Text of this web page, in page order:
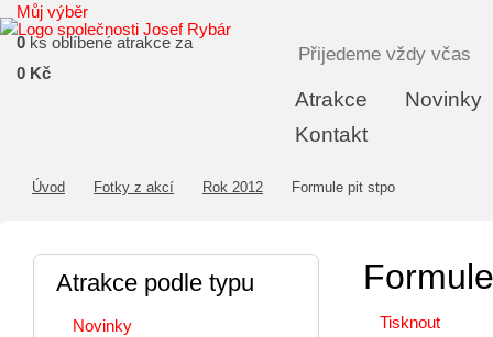
Atrakce
Novinky
Kontakt
Můj výběr
0 ks oblíbené atrakce za
0 Kč
Přijedeme vždy včas
Úvod Fotky z akcí Rok 2012 Formule pit stpo
Tisknout
Atrakce podle typu
Novinky